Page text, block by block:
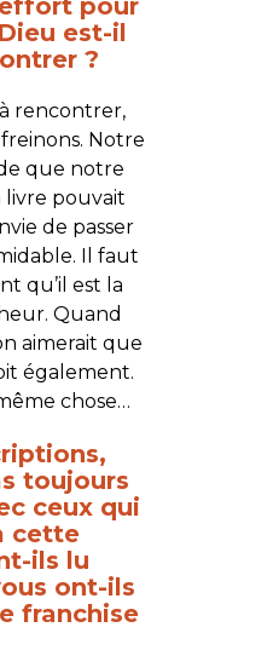
pour
est-il
?
rencontrer,
freinons. Notre
que notre
livre pouvait
de passer
Il faut
qu’il est la
Quand
aimerait que
également.
chose…
toujours
ceux qui
cette
ils lu
ont-ils
franchise